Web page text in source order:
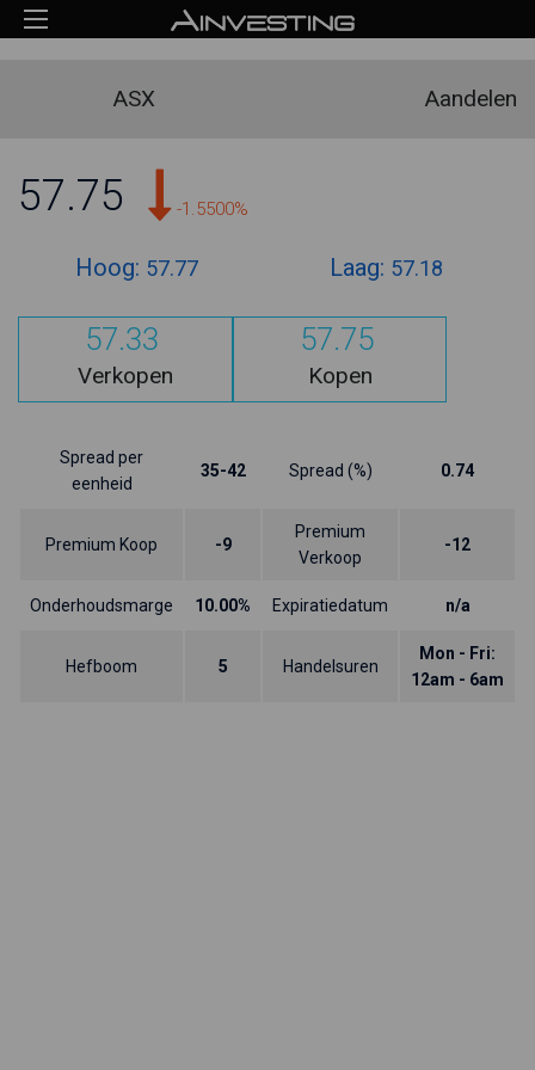
ASX Aandelen
57.75 -1.5500%
Hoog: 57.77 Laag: 57.18
57.33
Verkopen
57.75
Kopen
Spread per
eenheid
35-42 Spread (%) 0.74
Premium Koop -9
Premium
Verkoop
-12
Onderhoudsmarge 10.00% Expiratiedatum n/a
Hefboom 5 Handelsuren
Mon - Fri:
12am - 6am